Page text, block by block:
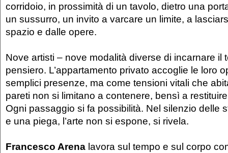
corridoio, in prossimità di un tavolo, dietro una
un sussurro, un invito a varcare un limite, a
spazio e dalle opere.
Nove artisti – nove modalità diverse di incarnare il
pensiero. L’appartamento privato accoglie le loro
semplici presenze, ma come tensioni vitali che
pareti non si limitano a contenere, bensì a
Ogni passaggio si fa possibilità. Nel silenzio delle
e una piega, l’arte non si espone, si rivela.
Francesco Arena lavora sul tempo e sul corpo